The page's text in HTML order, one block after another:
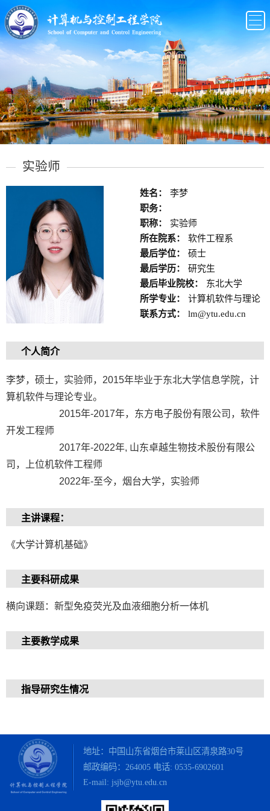
实验师
姓名：
李梦
职务：
职称：
实验师
所在院系：
软件工程系
最后学位：
硕士
最后学历：
研究生
最后毕业院校：
东北大学
所学专业：
计算机软件与理论
联系方式：
lm@ytu.edu.cn
个人简介
李梦，硕士，实验师，2015年毕业于东北大学信息学院，计
算机软件与理论专业。
2015年-2017年，东方电子股份有限公司，软件
开发工程师
2017年-2022年, 山东卓越生物技术股份有限公
司，上位机软件工程师
2022年-至今，烟台大学，实验师
主讲课程：
《大学计算机基础》
主要科研成果
横向课题：新型免疫荧光及血液细胞分析一体机
主要教学成果
指导研究生情况
地址：中国山东省烟台市莱山区清泉路30号
邮政编码：264005 电话: 0535-6902601
E-mail: jsjb@ytu.edu.cn